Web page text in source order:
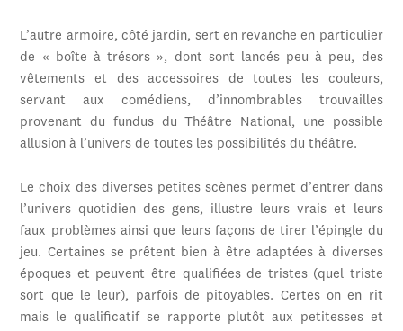
L’autre armoire, côté jardin, sert en revanche en particulier
de « boîte à trésors », dont sont lancés peu à peu, des
vêtements et des accessoires de toutes les couleurs,
servant aux comédiens, d’innombrables trouvailles
provenant du fundus du Théâtre National, une possible
allusion à l’univers de toutes les possibilités du théâtre.
Le choix des diverses petites scènes permet d’entrer dans
l’univers quotidien des gens, illustre leurs vrais et leurs
faux problèmes ainsi que leurs façons de tirer l’épingle du
jeu. Certaines se prêtent bien à être adaptées à diverses
époques et peuvent être qualifiées de tristes (quel triste
sort que le leur), parfois de pitoyables. Certes on en rit
mais le qualificatif se rapporte plutôt aux petitesses et